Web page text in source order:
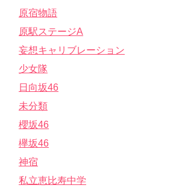
原宿物語
原駅ステージA
妄想キャリブレーション
少女隊
日向坂46
未分類
櫻坂46
欅坂46
神宿
私立恵比寿中学